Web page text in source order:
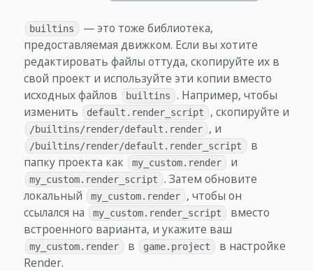
builtins
— это тоже библиотека,
предоставляемая движком. Если вы хотите
редактировать файлы оттуда, скопируйте их в
свой проект и используйте эти копии вместо
исходных файлов
builtins
. Например, чтобы
изменить
default.render_script , скопируйте и
/builtins/render/default.render , и
/builtins/render/default.render_script
в
папку проекта как
my_custom.render и
my_custom.render_script
. Затем обновите
локальный
my_custom.render
, чтобы он
ссылался на
my_custom.render_script
вместо
встроенного варианта, и укажите ваш
my_custom.render в game.project
в настройке
Render.